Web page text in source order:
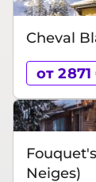
Cheval
от
Neiges)